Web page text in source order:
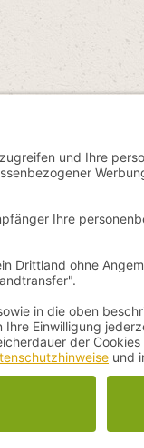
wenn nicht anders